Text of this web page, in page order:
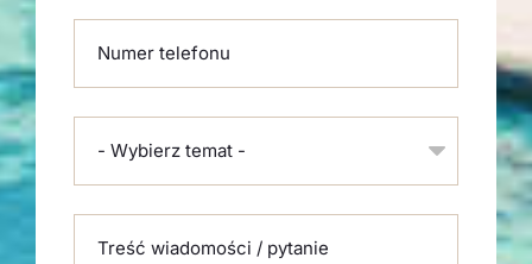
Numer telefonu
- Wybierz temat -
Treść wiadomości / pytanie